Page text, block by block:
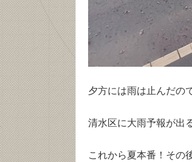
夕方には雨は止んだの
清水区に大雨予報が出
これから夏本番！その